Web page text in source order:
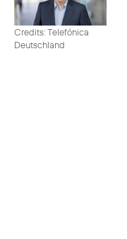
Credits: Telefónica
Deutschland